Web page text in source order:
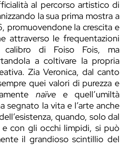
al percorso artistico di
la sua prima mostra a
promuovendone la crescita e
attraverso le frequentazioni
di Foiso Fois, ma
a coltivare la propria
Zia Veronica, dal canto
quei valori di purezza e
naïvee quell’umiltà
segnato la vita e l’arte anche
quando, solo dal
e con gli occhi limpidi, si può
il grandioso scintillio del